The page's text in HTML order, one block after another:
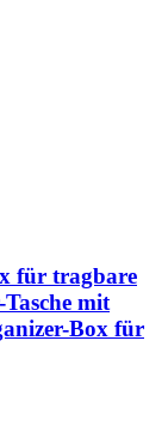
für tragbare
mit
Box für